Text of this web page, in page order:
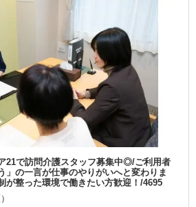
21で訪問介護スタッフ募集中◎/ご利用者
」の一言が仕事のやりがいへと変わりま
が整った環境で働きたい方歓迎！/4695